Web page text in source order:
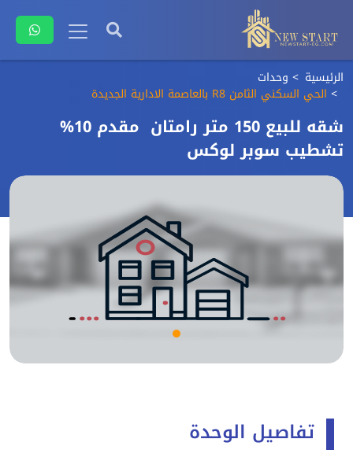
الرئيسية وحدات
الحي السكني الثامن R8 بالعاصمة الادارية الجديدة
شقه للبيع 150 متر رامتان مقدم 10%
تشطيب سوبر لوكس
تفاصيل الوحدة